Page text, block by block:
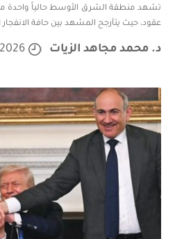
​تشهد منطقة الشرق الأوسط حالياً واحدة
عقود، حيث يتأرجح المشهد بين حافة
د. محمد مجاهد الزيات